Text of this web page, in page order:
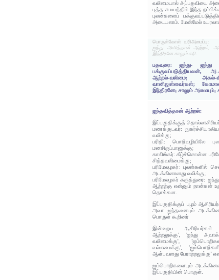
வலிமையால் அப்பதவியை
புத்த சமயத்தில் இந்த
புலன்களைப்
அடையலாம். மேன்மேல்
பொருள்கோள் வரிஅமைப்பு:
ஐந்து அவித்தான் ஆற்றல்,
இந்திரனே சாலும் கரி.
பதவுரை: ஐந்து- ஐந்து
பக்குவப்படுத்தியவன்,
ஆற்றல்-வலிமை; அகல்-
வானிலுள்ளவர்கள்;
இந்திரனே; சாலும்-அமையும்;
ஐந்தவித்தான் ஆற்றல்:
இப்பகுதிக்குத்
மணக்குடவர்:
வலிக்கு;
பரிதி: பொறிவழியிலே
மனசிருப்பானுக்கு;
காலிங்கர்: கீழ்ச்சொன்ன
சித்தவலிமைக்கு;
பரிமேலழகர்: புலன்களில்
அடக்கினானது வலிக்கு;
பரிமேலழகர் கருத்துரை:
ஆற்றற்கு என்னும் நான்கன்
தொக்கன.
இப்பகுதிக்குப் பழம்
அவா ஐந்தனையும்
பொருள் கூறினர்
இன்றைய ஆசிரியர்கள்
ஆற்றலுக்கு', 'ஐந்து
வலிமைக்கு',
வல்லமைக்கு',
ஆள்பவனது பேராற்றலுக்கு'
ஐம்பொறிகளையும்
இப்பகுதியின் பொருள்.